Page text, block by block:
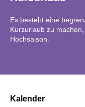
Es besteht eine
Kurzurlaub zu
Hochsaison.
Kalender